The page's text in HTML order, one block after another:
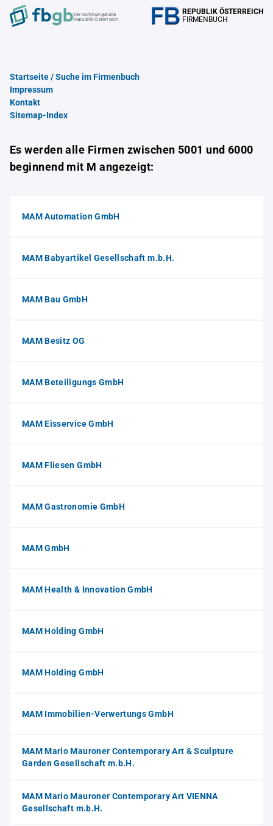
Verrechnungstelle
Republik Österreich
REPUBLIK ÖSTERREICH
FIRMENBUCH
Startseite / Suche im Firmenbuch
Impressum
Kontakt
Sitemap-Index
Es werden alle Firmen zwischen 5001 und 6000
beginnend mit M angezeigt:
MAM Automation GmbH
MAM Babyartikel Gesellschaft m.b.H.
MAM Bau GmbH
MAM Besitz OG
MAM Beteiligungs GmbH
MAM Eisservice GmbH
MAM Fliesen GmbH
MAM Gastronomie GmbH
MAM GmbH
MAM Health & Innovation GmbH
MAM Holding GmbH
MAM Holding GmbH
MAM Immobilien-Verwertungs GmbH
MAM Mario Mauroner Contemporary Art & Sculpture
Garden Gesellschaft m.b.H.
MAM Mario Mauroner Contemporary Art VIENNA
Gesellschaft m.b.H.